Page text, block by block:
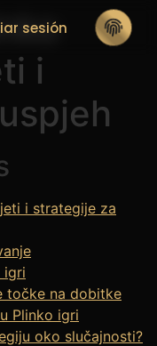
sesión
i
i strategije za
igri
točke na dobitke
Plinko igri
oko slučajnosti?